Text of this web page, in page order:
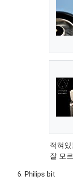
적혀
잘 모
Philips bit